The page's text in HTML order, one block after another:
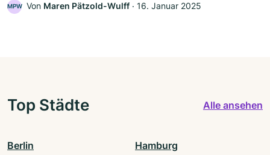
MPW Von Maren Pätzold-Wulff ‧ 16. Januar 2025
Top Städte Alle ansehen
Berlin Hamburg